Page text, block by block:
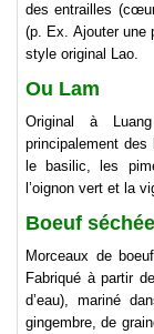
des entrailles
(p. Ex. Ajouter une
style original Lao.
Ou Lam
Original à
principalement des
le basilic, les
l’oignon vert et la
Boeuf
Morceaux de
Fabriqué à partir
d’eau), mariné
gingembre, de